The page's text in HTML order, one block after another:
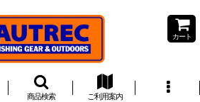
カート
商品検索 ご利用案内